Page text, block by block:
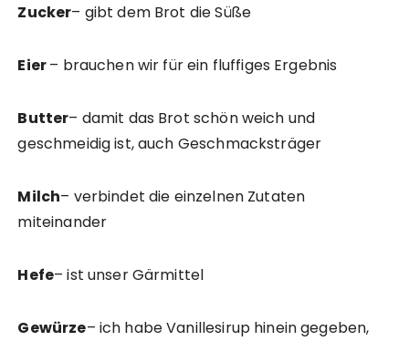
Zucker– gibt dem Brot die Süße
Eier– brauchen wir für ein fluffiges Ergebnis
Butter– damit das Brot schön weich und
geschmeidig ist, auch Geschmacksträger
Milch– verbindet die einzelnen Zutaten
miteinander
Hefe– ist unser Gärmittel
Gewürze– ich habe Vanillesirup hinein gegeben,